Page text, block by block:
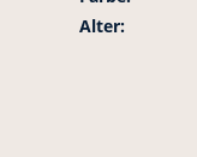
Alter: